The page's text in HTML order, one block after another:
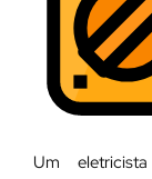
Um